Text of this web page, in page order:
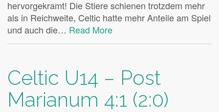
hervorgekramt! Die Stiere schienen trotzdem mehr
als in Reichweite, Celtic hatte mehr Anteile am Spiel
und auch die… Read More
Celtic U14 – Post
Marianum 4:1 (2:0)